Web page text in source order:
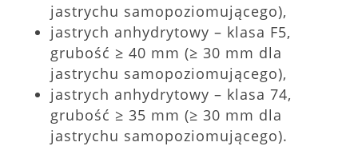
jastrychu samopoziomującego),
jastrych anhydrytowy – klasa F5,
grubość ≥ 40 mm (≥ 30 mm dla
jastrychu samopoziomującego),
jastrych anhydrytowy – klasa 74,
grubość ≥ 35 mm (≥ 30 mm dla
jastrychu samopoziomującego).